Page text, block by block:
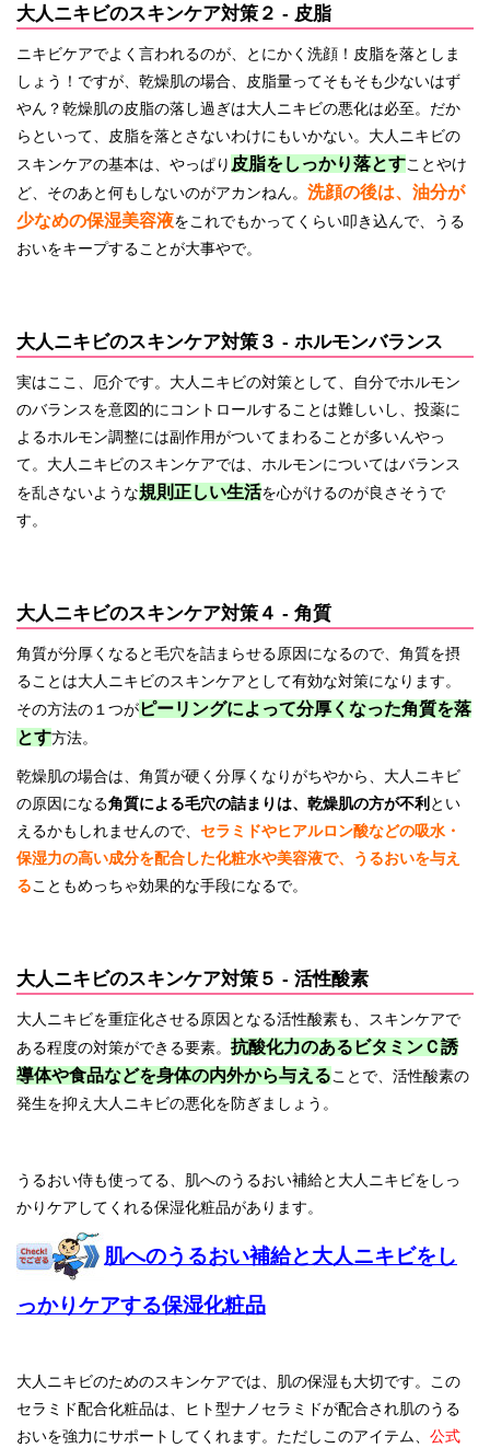
大人ニキビのスキンケア対策２ - 皮脂
ニキビケアでよく言われるのが、とにかく洗顔！皮脂を落としま
しょう！ですが、乾燥肌の場合、皮脂量ってそもそも少ないはず
やん？乾燥肌の皮脂の落し過ぎは大人ニキビの悪化は必至。だか
らといって、皮脂を落とさないわけにもいかない。大人ニキビの
スキンケアの基本は、やっぱり 皮脂をしっかり落とすことやけ
ど、そのあと何もしないのがアカンねん。 洗顔の後は、油分が
少なめの保湿美容液をこれでもかってくらい叩き込んで、うる
おいをキープすることが大事やで。
大人ニキビのスキンケア対策３ - ホルモンバランス
実はここ、厄介です。大人ニキビの対策として、自分でホルモン
のバランスを意図的にコントロールすることは難しいし、投薬に
よるホルモン調整には副作用がついてまわることが多いんやっ
て。大人ニキビのスキンケアでは、ホルモンについてはバランス
を乱さないような規則正しい生活を心がけるのが良さそうで
す。
大人ニキビのスキンケア対策４ - 角質
角質が分厚くなると毛穴を詰まらせる原因になるので、角質を摂
ることは大人ニキビのスキンケアとして有効な対策になります。
その方法の１つがピーリングによって分厚くなった角質を落
とす方法。
乾燥肌の場合は、角質が硬く分厚くなりがちやから、大人ニキビ
の原因になる角質による毛穴の詰まりは、乾燥肌の方が不利 とい
えるかもしれませんので、 セラミドやヒアルロン酸などの吸水・
保湿力の高い成分を配合した化粧水や美容液で、うるおいを与え
ることもめっちゃ効果的な手段になるで。
大人ニキビのスキンケア対策５ - 活性酸素
大人ニキビを重症化させる原因となる活性酸素も、スキンケアで
ある程度の対策ができる要素。 抗酸化力のあるビタミンＣ誘
導体や食品などを身体の内外から与えることで、活性酸素の
発生を抑え大人ニキビの悪化を防ぎましょう。
うるおい侍も使ってる、肌へのうるおい補給と大人ニキビをしっ
かりケアしてくれる保湿化粧品があります。
肌へのうるおい補給と大人ニキビをし
っかりケアする保湿化粧品
大人ニキビのためのスキンケアでは、肌の保湿も大切です。この
セラミド配合化粧品は、ヒト型ナノセラミドが配合され肌のうる
おいを強力にサポートしてくれます。ただしこのアイテム、 公式